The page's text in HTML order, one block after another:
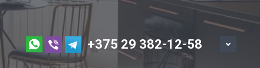
+375 29 382-12-58